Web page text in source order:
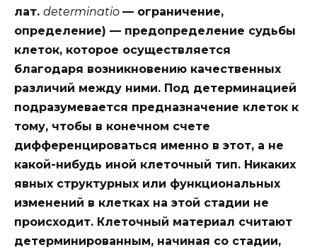
лат. determinatio — ограничение,
определение) — предопределение судьбы
клеток, которое осуществляется
благодаря возникновению качественных
различий между ними. Под детерминацией
подразумевается предназначение клеток к
тому, чтобы в конечном счете
дифференцироваться именно в этот, а не
какой-нибудь иной клеточный тип. Никаких
явных структурных или функциональных
изменений в клетках на этой стадии не
происходит. Клеточный материал считают
детерминированным, начиная со стадии,